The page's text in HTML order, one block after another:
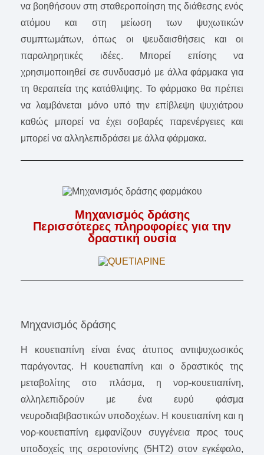
να βοηθήσουν στη σταθεροποίηση της διάθεσης ενός
ατόμου και στη μείωση των ψυχωτικών
συμπτωμάτων, όπως οι ψευδαισθήσεις και οι
παραληρητικές ιδέες. Μπορεί επίσης να
χρησιμοποιηθεί σε συνδυασμό με άλλα φάρμακα για
τη θεραπεία της κατάθλιψης. Το φάρμακο θα πρέπει
να λαμβάνεται μόνο υπό την επίβλεψη ψυχιάτρου
καθώς μπορεί να έχει σοβαρές παρενέργειες και
μπορεί να αλληλεπιδράσει με άλλα φάρμακα.
Μηχανισμός δράσης
Περισσότερες πληροφορίες για την
δραστική ουσία
Μηχανισμός δράσης
H κουετιαπίνη είναι ένας άτυπος αντιψυχωσικός
παράγοντας. Η κουετιαπίνη και ο δραστικός της
μεταβολίτης στο πλάσμα, η νορ-κουετιαπίνη,
αλληλεπιδρούν με ένα ευρύ φάσμα
νευροδιαβιβαστικών υποδοχέων. H κουετιαπίνη και η
νορ-κουετιαπίνη εμφανίζουν συγγένεια προς τους
υποδοχείς της σεροτονίνης (5HT2) στον εγκέφαλο,